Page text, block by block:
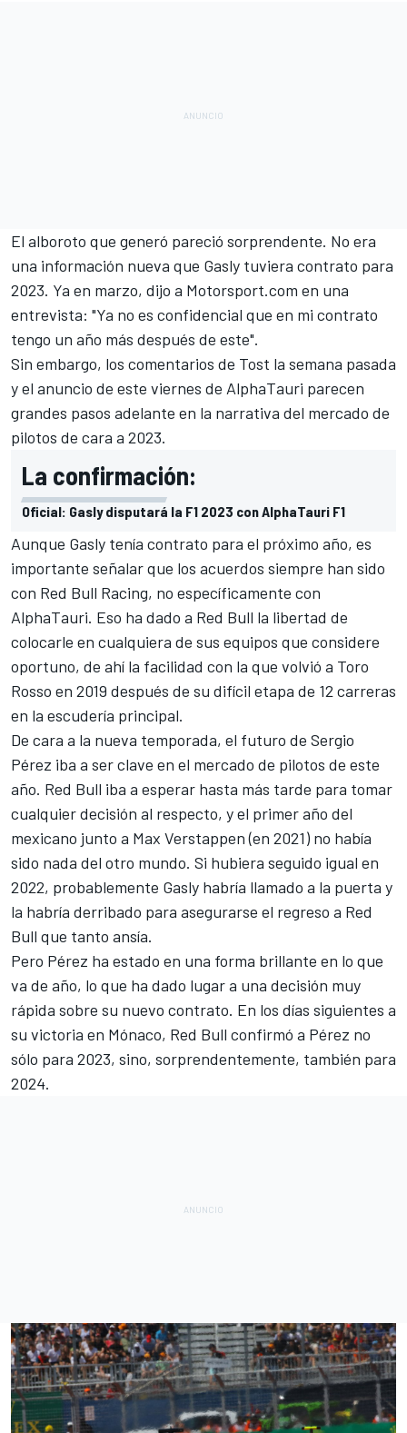
El alboroto que generó pareció sorprendente. No era
una información nueva que Gasly tuviera contrato para
2023. Ya en marzo, dijo a Motorsport.com en una
entrevista: "Ya no es confidencial que en mi contrato
tengo un año más después de este".
Sin embargo, los comentarios de Tost la semana pasada
y el anuncio de este viernes de AlphaTauri parecen
grandes pasos adelante en la narrativa del mercado de
pilotos de cara a 2023.
La confirmación:
Oficial: Gasly disputará la F1 2023 con AlphaTauri F1
Aunque Gasly tenía contrato para el próximo año, es
importante señalar que los acuerdos siempre han sido
con Red Bull Racing, no específicamente con
AlphaTauri. Eso ha dado a Red Bull la libertad de
colocarle en cualquiera de sus equipos que considere
oportuno, de ahí la facilidad con la que volvió a Toro
Rosso en 2019 después de su difícil etapa de 12 carreras
en la escudería principal.
De cara a la nueva temporada, el futuro de Sergio
Pérez iba a ser clave en el mercado de pilotos de este
año. Red Bull iba a esperar hasta más tarde para tomar
cualquier decisión al respecto, y el primer año del
mexicano junto a Max Verstappen(en 2021) no había
sido nada del otro mundo. Si hubiera seguido igual en
2022, probablemente Gasly habría llamado a la puerta y
la habría derribado para asegurarse el regreso a Red
Bull que tanto ansía.
Pero Pérez ha estado en una forma brillante en lo que
va de año, lo que ha dado lugar a una decisión muy
rápida sobre su nuevo contrato. En los días siguientes a
su victoria en Mónaco, Red Bull confirmó a Pérez no
sólo para 2023, sino, sorprendentemente, también para
2024.